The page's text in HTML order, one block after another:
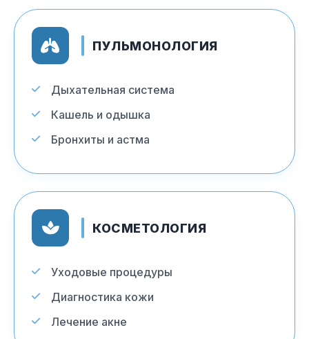
ПУЛЬМОНОЛОГИЯ
Дыхательная система
Кашель и одышка
Бронхиты и астма
КОСМЕТОЛОГИЯ
Уходовые процедуры
Диагностика кожи
Лечение акне